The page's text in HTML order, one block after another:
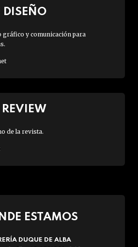
DISEÑO
gráfico y comunicación para
REVIEW
de la revista.
ESTAMOS
DUQUE DE ALBA